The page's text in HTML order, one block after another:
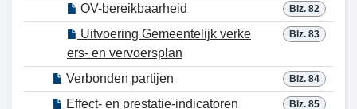
Blz. 82
OV-bereikbaarheid
Blz. 83
Uitvoering Gemeentelijk verke
ers- en vervoersplan
Blz. 84
Verbonden partijen
Blz. 85
Effect- en prestatie-indicatoren